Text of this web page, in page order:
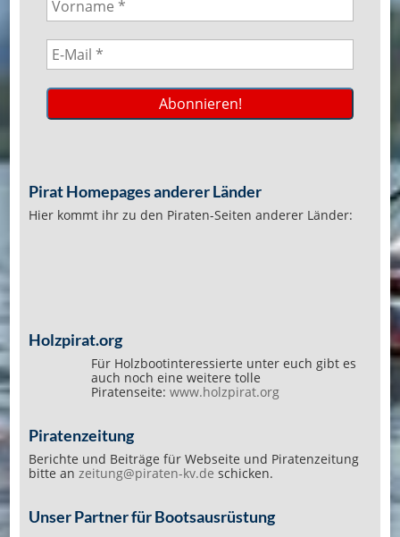
Pirat Homepages anderer Länder
Hier kommt ihr zu den Piraten-Seiten anderer Länder:
Holzpirat.org
Für Holzbootinteressierte unter euch gibt es
auch noch eine weitere tolle
Piratenseite: www.holzpirat.org
Piratenzeitung
Berichte und Beiträge für Webseite und Piratenzeitung
bitte an zeitung@piraten-kv.de schicken.
Unser Partner für Bootsausrüstung